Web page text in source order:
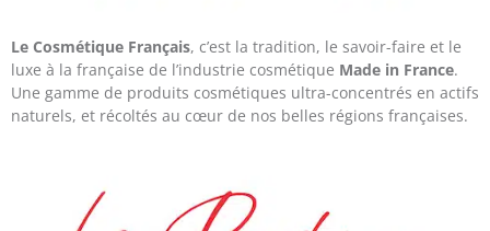
Le Cosmétique Français, c’est la tradition, le savoir-faire et le
luxe à la française de l’industrie cosmétique Made in France.
Une gamme de produits cosmétiques ultra-concentrés en actifs
naturels, et récoltés au cœur de nos belles régions françaises.